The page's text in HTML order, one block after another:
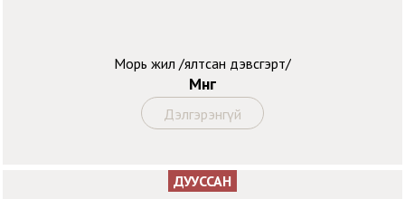
Морь жил /ялтсан дэвсгэрт/
Мөнгө
Дэлгэрэнгүй
ДУУССАН